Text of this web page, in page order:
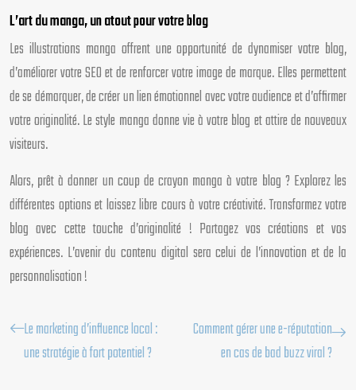
L’art du manga, un atout pour votre blog
Les illustrations manga offrent une opportunité de dynamiser votre blog,
d’améliorer votre SEO et de renforcer votre image de marque. Elles permettent
de se démarquer, de créer un lien émotionnel avec votre audience et d’affirmer
votre originalité. Le style manga donne vie à votre blog et attire de nouveaux
visiteurs.
Alors, prêt à donner un coup de crayon manga à votre blog ? Explorez les
différentes options et laissez libre cours à votre créativité. Transformez votre
blog avec cette touche d’originalité ! Partagez vos créations et vos
expériences. L’avenir du contenu digital sera celui de l’innovation et de la
personnalisation !
Le marketing d’influence local :
une stratégie à fort potentiel ?
Comment gérer une e-réputation
en cas de bad buzz viral ?